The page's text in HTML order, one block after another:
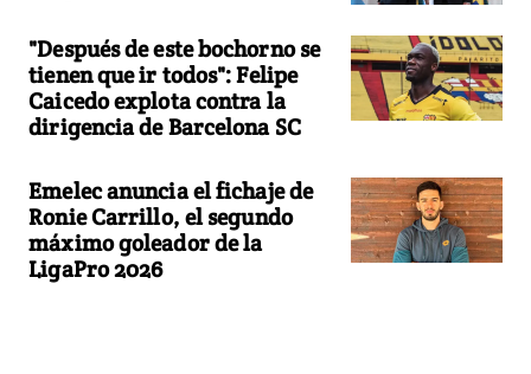
"Después de este bochorno se
tienen que ir todos": Felipe
Caicedo explota contra la
dirigencia de Barcelona SC
Emelec anuncia el fichaje de
Ronie Carrillo, el segundo
máximo goleador de la
LigaPro 2026